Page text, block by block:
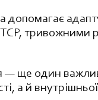
допомагає
тривожними
— ще один
а й